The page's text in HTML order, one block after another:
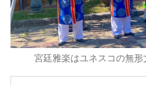
宮廷雅楽はユネスコの無形